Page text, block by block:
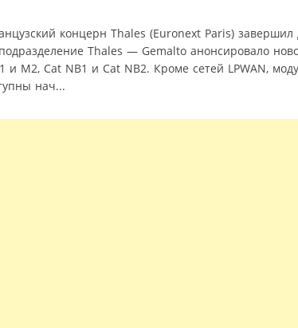
концерн Thales (Euronext Paris)
Thales — Gemalto анонсировало
и M2, Cat NB1 и Cat NB2. Кроме сетей LPWAN,
нач...